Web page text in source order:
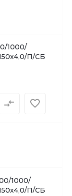
1000/
П/СБ
1000/
П/СБ